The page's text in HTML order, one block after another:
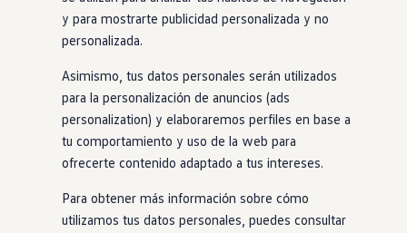
Empresas
Autoescuelas
Eléctricos e híbridos
Más sobre híbridos
Plan Auto +
Etiquetas DGT
Simulador de autonomía, carga y ahorro
Carga y autonomía
Soluciones de carga
Tarifas de carga
Carga en casa
Modos de carga
Asume el control del
cochecuando más lo
necesitas
En caso de emergencia médica, tu Nuevo Golf GTI
por ti e intenta que recuperes el control de tu coche
mediante pequeñas frenadas, alertas sonoras y ligeros
y para mostrarte publicidad personalizada y no
personalizada.
Asimismo, tus datos personales serán utilizados
para la personalización de anuncios (ads
personalization) y elaboraremos perfiles en base a
tu comportamiento y uso de la web para
ofrecerte contenido adaptado a tus intereses.
Para obtener más información sobre cómo
utilizamos tus datos personales, puedes consultar